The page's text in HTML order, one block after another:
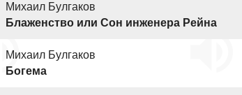
Михаил Булгаков
Блаженство или Сон инженера Рейна
Михаил Булгаков
Богема